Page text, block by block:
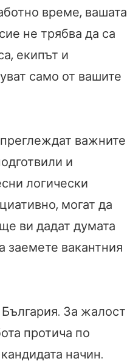
време, вашата
не трябва да са
екипът и
само от вашите
важните
и
логически
могат да
ви дадат думата
заемете вакантния
За жалост
протича по
начин.